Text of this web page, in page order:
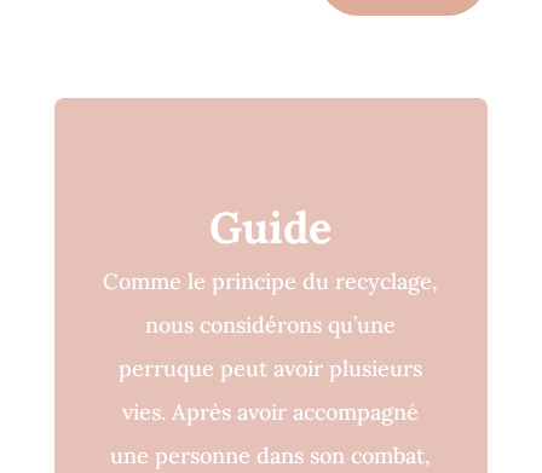
Guide
Comme le principe du recyclage,
nous considérons qu’une
perruque peut avoir plusieurs
vies. Après avoir accompagné
une personne dans son combat,